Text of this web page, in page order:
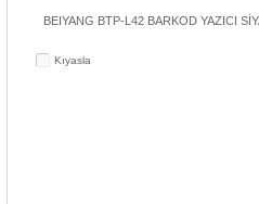
BEIYANG BTP-L42 BARKOD YAZICI
Kıyasla